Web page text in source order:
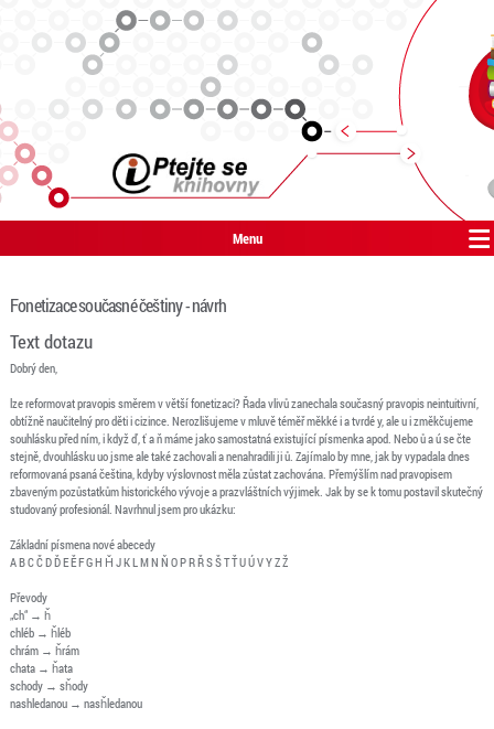
Menu
Fonetizace současné češtiny - návrh
Text dotazu
Dobrý den,
lze reformovat pravopis směrem v větší fonetizaci? Řada vlivů zanechala současný pravopis neintuitivní,
obtížně naučitelný pro děti i cizince. Nerozlišujeme v mluvě téměř měkké i a tvrdé y, ale u i změkčujeme
souhlásku před ním, i když ď, ť a ň máme jako samostatná existující písmenka apod. Nebo ů a ú se čte
stejně, dvouhlásku uo jsme ale také zachovali a nenahradili ji ů. Zajímalo by mne, jak by vypadala dnes
reformovaná psaná čeština, kdyby výslovnost měla zůstat zachována. Přemýšlím nad pravopisem
zbaveným pozůstatkům historického vývoje a prazvláštních výjimek. Jak by se k tomu postavil skutečný
studovaný profesionál. Navrhnul jsem pro ukázku:
Základní písmena nové abecedy
A B C Č D Ď E Ě F G H Ȟ J K L M N Ň O P R Ř S Š T Ť U Ú V Y Z Ž
Převody
„ch“ → ȟ
chléb → ȟléb
chrám → ȟrám
chata → ȟata
schody → sȟody
nashledanou → nasȟledanou